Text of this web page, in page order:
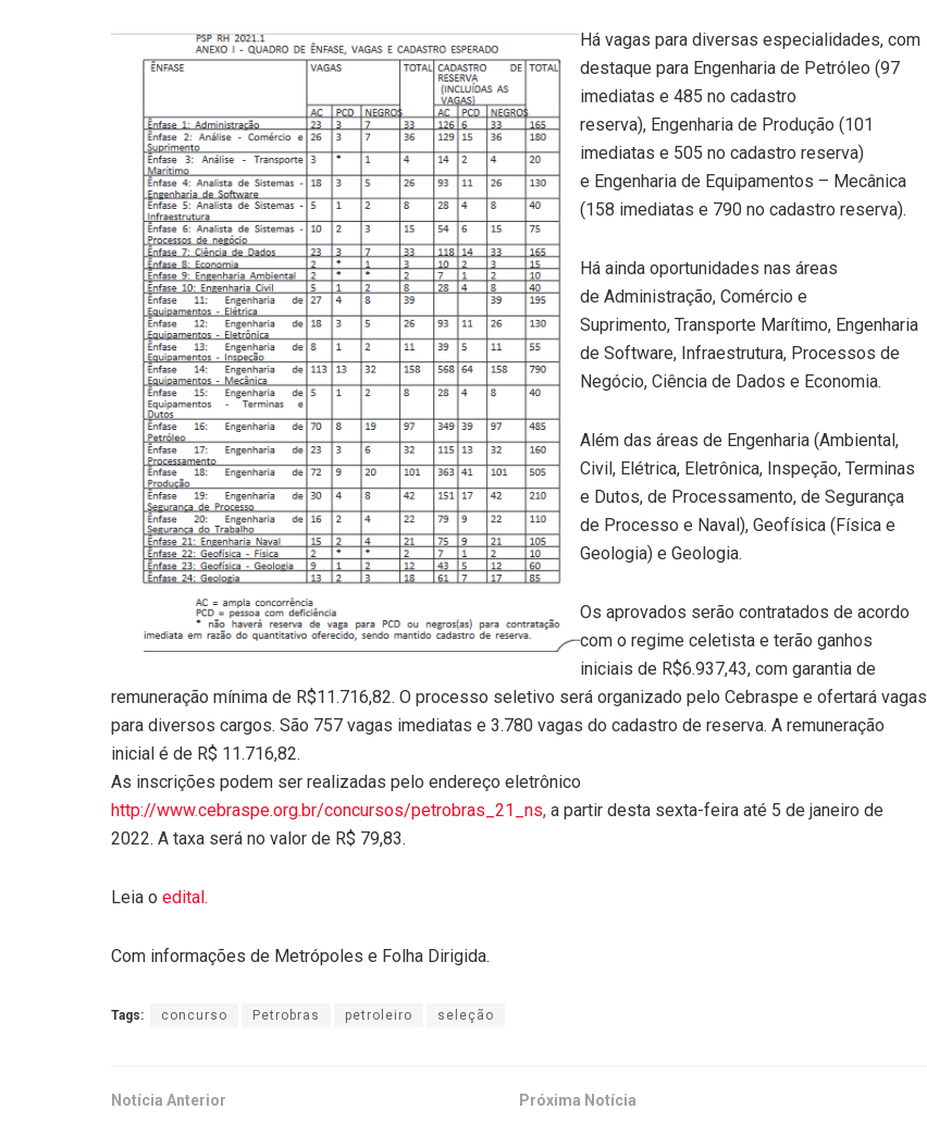
Há vagas para diversas especialidades, com
destaque para Engenharia de Petróleo (97
imediatas e 485 no cadastro
reserva), Engenharia de Produção (101
imediatas e 505 no cadastro reserva)
e Engenharia de Equipamentos – Mecânica
(158 imediatas e 790 no cadastro reserva).
Há ainda oportunidades nas áreas
de Administração, Comércio e
Suprimento, Transporte Marítimo, Engenharia
de Software, Infraestrutura, Processos de
Negócio, Ciência de Dados e Economia.
Além das áreas de Engenharia (Ambiental,
Civil, Elétrica, Eletrônica, Inspeção, Terminas
e Dutos, de Processamento, de Segurança
de Processo e Naval), Geofísica (Física e
Geologia) e Geologia.
Os aprovados serão contratados de acordo
com o regime celetista e terão ganhos
iniciais de R$6.937,43, com garantia de
remuneração mínima de R$11.716,82. O processo seletivo será organizado pelo Cebraspe e ofertará vagas
para diversos cargos. São 757 vagas imediatas e 3.780 vagas do cadastro de reserva. A remuneração
inicial é de R$ 11.716,82.
As inscrições podem ser realizadas pelo endereço eletrônico
http://www.cebraspe.org.br/concursos/petrobras_21_ns, a partir desta sexta-feira até 5 de janeiro de
2022. A taxa será no valor de R$ 79,83.
Leia o edital.
Com informações de Metrópoles e Folha Dirigida.
Tags: concurso Petrobras petroleiro seleção
Notícia Anterior Próxima Notícia